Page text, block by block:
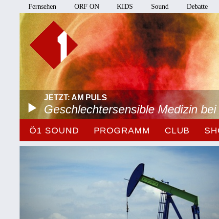
Fernsehen ORF ON KIDS Sound Debatte
JETZT: AM PULS
Geschlechtersensible Medizin
Ö1 SOUND PROGRAMM CLUB